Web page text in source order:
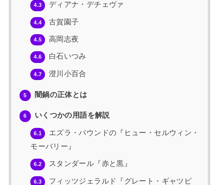
4.3 ディアナ・デチェヴァ
4.4 古賀園子
4.5 高岡志夜
4.6 白石いつみ
4.7 澄川小百合
5 闇鍋の正体とは
6 いくつかの用語を解説
6.1
エズラ・パウンドの『ヒュー・セルウィン・
モーバリー』
6.2 スタンダール『赤と黒』
6.3
フィッツジェラルド『グレート・ギャツビ